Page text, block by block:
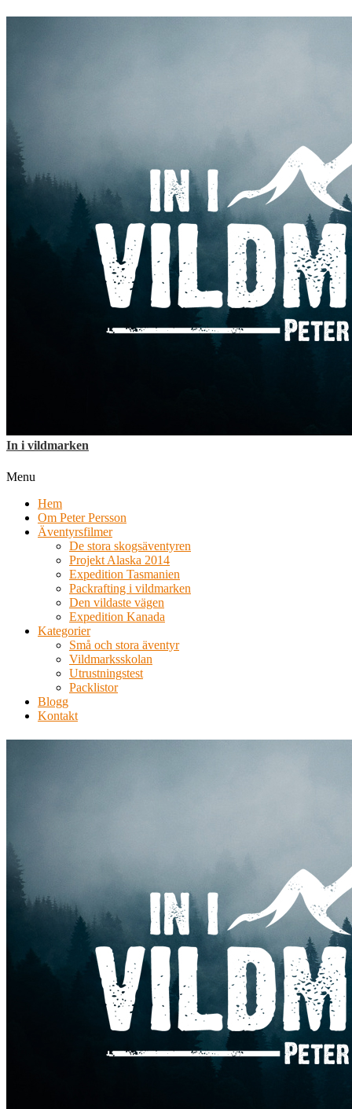
In i vildmarken
Menu
Hem
Om Peter Persson
Äventyrsfilmer
De stora skogsäventyren
Projekt Alaska 2014
Expedition Tasmanien
Packrafting i vildmarken
Den vildaste vägen
Expedition Kanada
Kategorier
Små och stora äventyr
Vildmarksskolan
Utrustningstest
Packlistor
Blogg
Kontakt